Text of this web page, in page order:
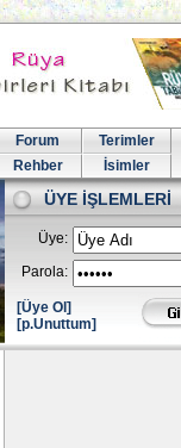
Forum
Terimler
Rehber İsimler
ÜYE İŞLEMLERİ
Üye:
Parola:
[Üye Ol]
[p.Unuttum]